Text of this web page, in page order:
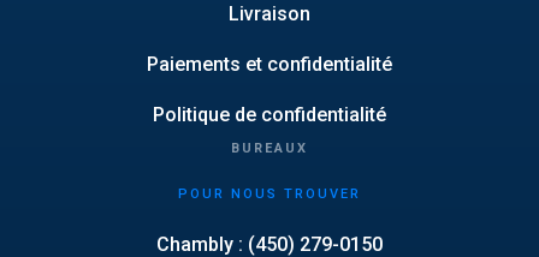
Livraison
Paiements et confidentialité
Politique de confidentialité
BUREAUX
POUR NOUS TROUVER
Chambly : (450) 279-0150